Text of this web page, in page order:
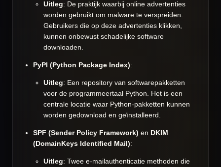
Uitleg: De praktijk waarbij online advertenties
worden gebruikt om malware te verspreiden.
Gebruikers die op deze advertenties klikken,
kunnen onbewust schadelijke software
downloaden.
PyPI (Python Package Index):
Uitleg: Een repository van softwarepakketten
voor de programmeertaal Python. Het is een
centrale locatie waar Python-pakketten kunnen
worden gedownload en geïnstalleerd.
SPF (Sender Policy Framework) en DKIM
(DomainKeys Identified Mail):
Uitleg: Twee e-mailauthenticatie methoden die